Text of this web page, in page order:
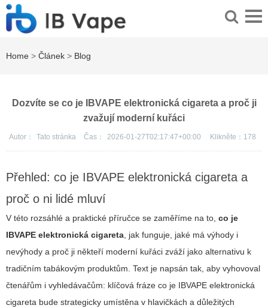
Home > Článek > Blog
Dozvíte se co je IBVAPE elektronická cigareta a proč ji
zvažují moderní kuřáci
Autor： Tato stránka Čas： 2026-01-27T02:17:47+00:00 Klikněte： 178
Přehled: co je IBVAPE elektronická cigareta a
proč o ni lidé mluví
V této rozsáhlé a praktické příručce se zaměříme na to, co je
IBVAPE elektronická cigareta, jak funguje, jaké má výhody i
nevýhody a proč ji někteří moderní kuřáci zváží jako alternativu k
tradičním tabákovým produktům. Text je napsán tak, aby vyhovoval
čtenářům i vyhledávačům: klíčová fráze co je IBVAPE elektronická
cigareta bude strategicky umístěna v hlavičkách a důležitých